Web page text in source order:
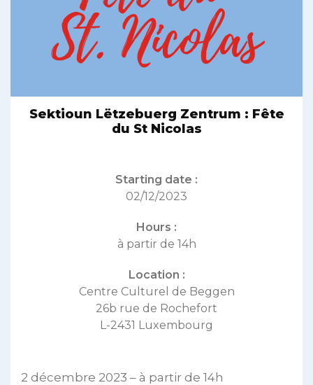
Sektioun Lëtzebuerg Zentrum : Fête
du St Nicolas
Starting date :
02/12/2023
Hours :
à partir de 14h
Location :
Centre Culturel de Beggen
26b rue de Rochefort
L-2431 Luxembourg
2 décembre 2023 – à partir de 14h